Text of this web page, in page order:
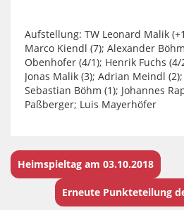
Aufstellung: TW Leonard Malik
Marco Kiendl (7); Alexander
Obenhofer (4/1); Henrik Fuchs (4/
Jonas Malik (3); Adrian Meindl
Sebastian Böhm (1); Johannes
Paßberger; Luis Mayerhöfer
Heimspieltag am 03.10.2018
Erneute Punkteteilung